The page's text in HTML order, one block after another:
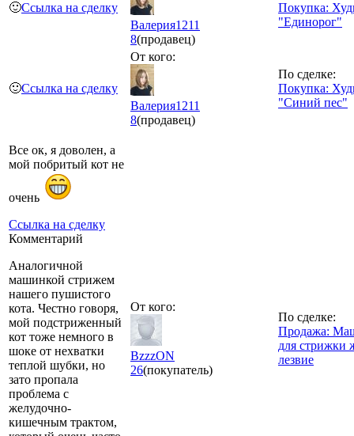
🙂Ссылка на сделку
Валерия1211
8(продавец)
Покупка:
"Единорог"
🙂Ссылка на сделку
От кого:
Валерия1211
8(продавец)
По сделке:
Покупка:
"Синий пес"
Все ок, я доволен, а
мой побритый кот не
очень
Ссылка на сделку
Комментарий
Аналогичной
машинкой стрижем
нашего пушистого
кота. Честно говоря,
мой подстриженный
кот тоже немного в
шоке от нехватки
теплой шубки, но
зато пропала
проблема с
желудочно-
кишечным трактом,
От кого:
BzzzON
26(покупатель)
По сделке:
Продажа:
для стрижки
лезвие